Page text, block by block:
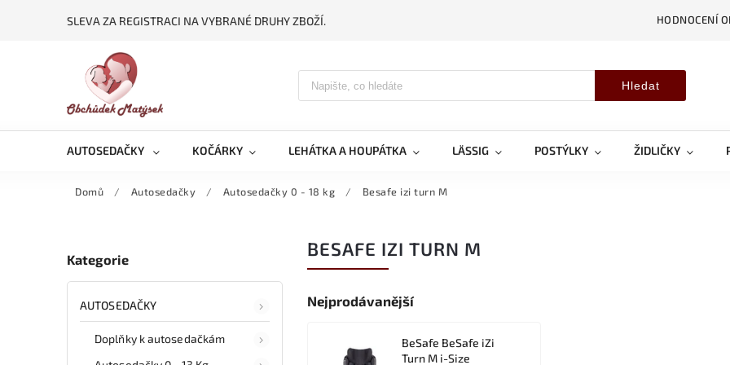
SLEVA ZA REGISTRACI NA VYBRANÉ DRUHY ZBOŽÍ. HODNOCENÍ
Hledat
AUTOSEDAČKY KOČÁRKY LEHÁTKA A HOUPÁTKA LÄSSIG POSTÝLKY ŽIDLIČKY
Domů / Autosedačky / Autosedačky 0 - 18 kg / Besafe izi turn M
Kategorie
AUTOSEDAČKY
Doplňky k autosedačkám
BESAFE IZI TURN M
Nejprodávanější
BeSafe BeSafe iZi
Turn M i-Size